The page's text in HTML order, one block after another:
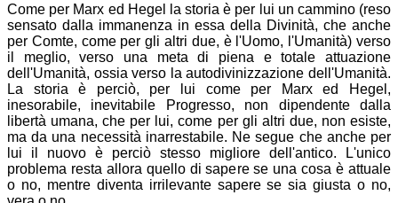
Come per Marx ed Hegel la storia è per lui un cammino (reso
sensato dalla immanenza in essa della Divinità, che anche
per Comte, come per gli altri due, è l'Uomo, l'Umanità) verso
il meglio, verso una meta di piena e totale attuazione
dell'Umanità, ossia verso la autodivinizzazione dell'Umanità.
La storia è perciò, per lui come per Marx ed Hegel,
inesorabile, inevitabile Progresso, non dipendente dalla
libertà umana, che per lui, come per gli altri due, non esiste,
ma da una necessità inarrestabile. Ne segue che anche per
lui il nuovo è perciò stesso migliore dell'antico. L'unico
problema resta allora quello di sapere se una cosa è attuale
o no, mentre diventa irrilevante sapere se sia giusta o no,